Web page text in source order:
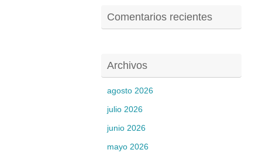
Comentarios recientes
Archivos
agosto 2026
julio 2026
junio 2026
mayo 2026